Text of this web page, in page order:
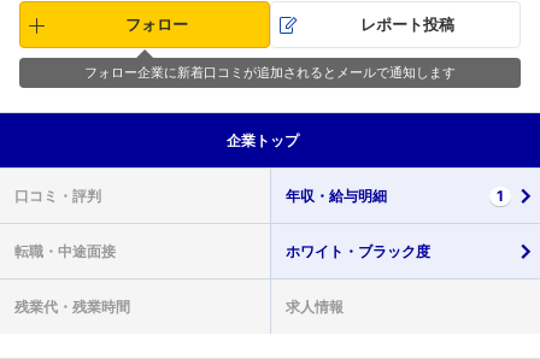
フォロー レポート投稿
フォロー企業に新着口コミが追加されるとメールで通知します
企業 トップ
口コミ・ 評判 年収・ 給与明細 1
転職・ 中途面接 ホワイト・ ブラック度
残業代・ 残業時間 求人情報